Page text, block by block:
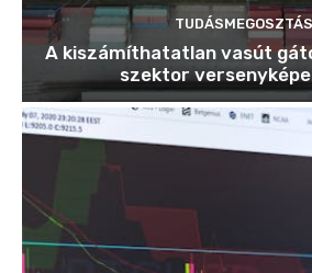
TUDÁSMEGOSZTÁS
A kiszámíthatatlan vasút
szektor